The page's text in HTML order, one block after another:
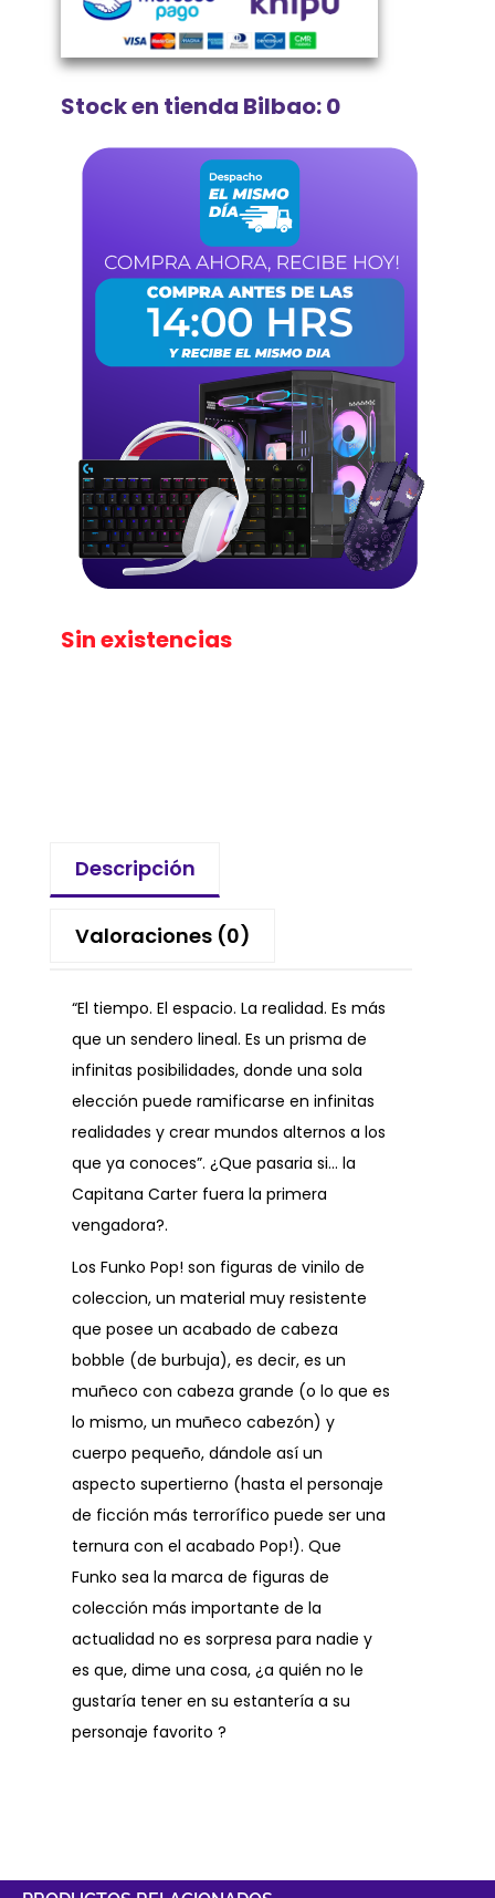
Stock en tienda Bilbao: 0
Sin existencias
Descripción
Valoraciones (0)
“El tiempo. El espacio. La realidad. Es más
que un sendero lineal. Es un prisma de
infinitas posibilidades, donde una sola
elección puede ramificarse en infinitas
realidades y crear mundos alternos a los
que ya conoces”. ¿Que pasaria si… la
Capitana Carter fuera la primera
vengadora?.
Los Funko Pop! son figuras de vinilo de
coleccion, un material muy resistente
que posee un acabado de cabeza
bobble (de burbuja), es decir, es un
muñeco con cabeza grande (o lo que es
lo mismo, un muñeco cabezón) y
cuerpo pequeño, dándole así un
aspecto supertierno (hasta el personaje
de ficción más terrorífico puede ser una
ternura con el acabado Pop!). Que
Funko sea la marca de figuras de
colección más importante de la
actualidad no es sorpresa para nadie y
es que, dime una cosa, ¿a quién no le
gustaría tener en su estantería a su
personaje favorito ?